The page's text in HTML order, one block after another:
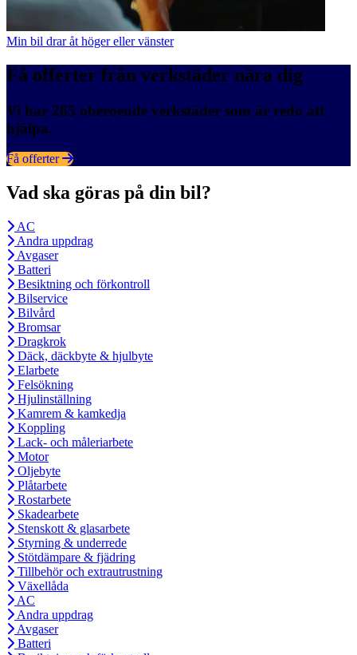
Min bil drar åt höger eller vänster
Få offerter från verkstäder nära dig
Vi har 265 oberoende verkstäder som är redo att
hjälpa.
Få offerter
Vad ska göras på din bil?
AC
Andra uppdrag
Avgaser
Batteri
Besiktning och förkontroll
Bilservice
Bilvård
Bromsar
Dragkrok
Däck, däckbyte & hjulbyte
Elarbete
Felsökning
Hjulinställning
Kamrem & kamkedja
Koppling
Lack- och måleriarbete
Motor
Oljebyte
Plåtarbete
Rostarbete
Skadearbete
Stenskott & glasarbete
Styrning & underrede
Stötdämpare & fjädring
Tillbehör och extrautrustning
Växellåda
AC
Andra uppdrag
Avgaser
Batteri